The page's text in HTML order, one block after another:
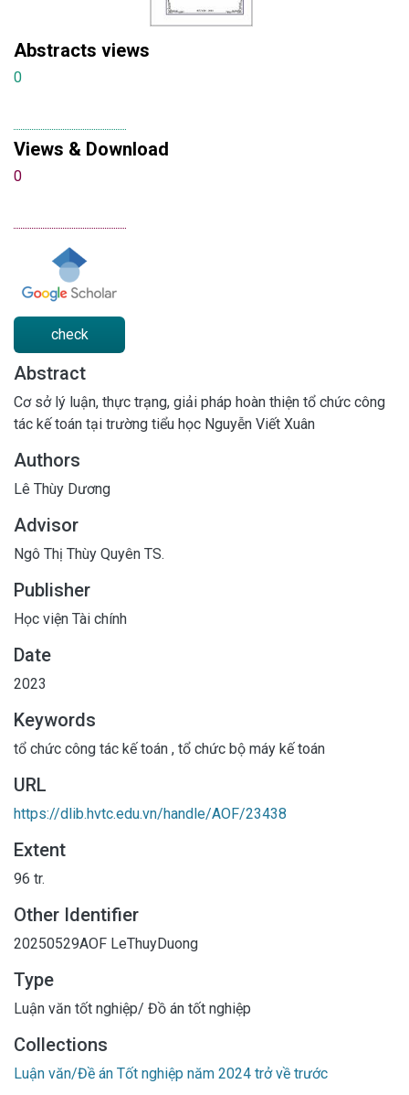
Abstracts views
0
Views & Download
0
check
Abstract
Cơ sở lý luận, thực trạng, giải pháp hoàn thiện tổ chức công
tác kế toán tại trường tiểu học Nguyễn Viết Xuân
Authors
Lê Thùy Dương
Advisor
Ngô Thị Thùy Quyên TS.
Publisher
Học viện Tài chính
Date
2023
Keywords
tổ chức công tác kế toán , tổ chức bộ máy kế toán
URL
https://dlib.hvtc.edu.vn/handle/AOF/23438
Extent
96 tr.
Other Identifier
20250529AOF LeThuyDuong
Type
Luận văn tốt nghiệp/ Đồ án tốt nghiệp
Collections
Luận văn/Đề án Tốt nghiệp năm 2024 trở về trước